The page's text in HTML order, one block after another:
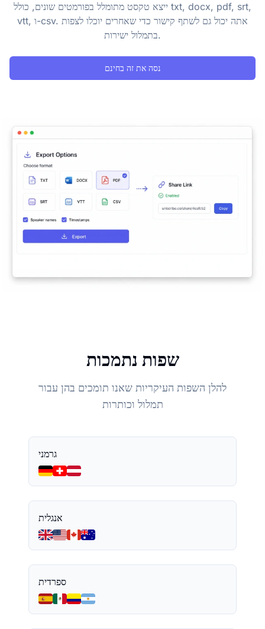
ייצא טקסט מתומלל בפורמטים שונים, כולל txt, docx, pdf, srt,
vtt, ו-csv. אתה יכול גם לשתף קישור כדי שאחרים יוכלו לצפות
בתמלול ישירות.
נסה את זה בחינם
שפות נתמכות
להלן השפות העיקריות שאנו תומכים בהן עבור
תמלול וכותרות
גרמני
אנגלית
ספרדית